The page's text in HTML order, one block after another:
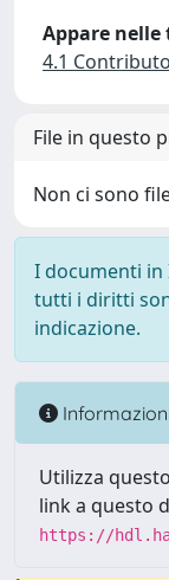
Appare nelle
4.1
File in questo
Non ci sono
I documenti in
tutti i diritti
indicazione.
Utilizza
link a questo
https://